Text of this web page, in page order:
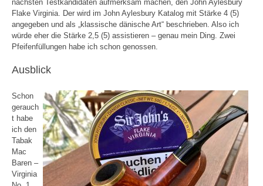
nächsten Testkandidaten aufmerksam machen, den John Aylesbury
Flake Virginia. Der wird im John Aylesbury Katalog mit Stärke 4 (5)
angegeben und als „klassische dänische Art“ beschrieben. Also ich
würde eher die Stärke 2,5 (5) assistieren – genau mein Ding. Zwei
Pfeifenfüllungen habe ich schon genossen.
Ausblick
Schon
gerauch
t habe
ich den
Tabak
Mac
Baren –
Virginia